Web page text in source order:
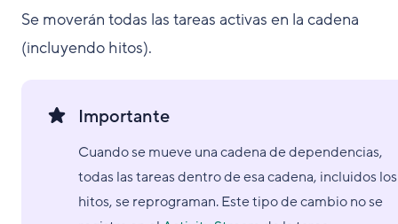
Se moverán todas las tareas activas en la cadena
(incluyendo hitos).
Importante
Cuando se mueve una cadena de dependencias,
todas las tareas dentro de esa cadena, incluidos los
hitos, se reprograman. Este tipo de cambio no se